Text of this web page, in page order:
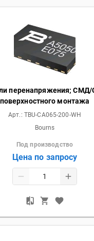
перенапряжения;
поверхностного монтажа
Арт.: TBU-CA065-200-WH
Bourns
Под производство
Цена по запросу